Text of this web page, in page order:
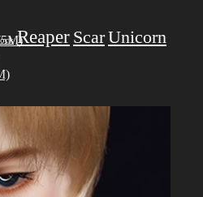
Reaper ScarUnicorn